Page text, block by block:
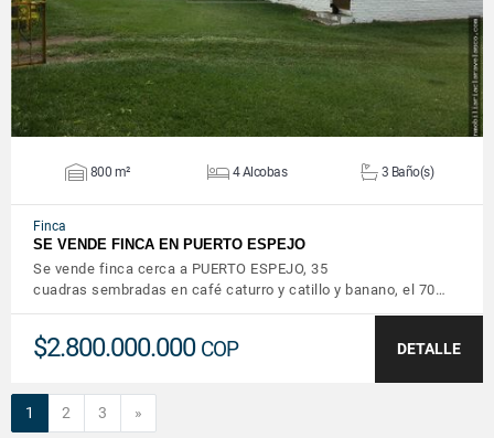
800 m² 4 Alcobas 3 Baño(s)
Finca
SE VENDE FINCA EN PUERTO ESPEJO
Se vende finca cerca a PUERTO ESPEJO, 35
cuadras sembradas en café caturro y catillo y banano, el 70…
$2.800.000.000 COP DETALLE
1 2 3 »